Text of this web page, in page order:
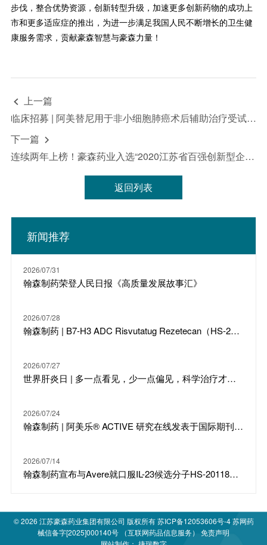
步伐，整合优势资源，创新转型升级，加速更多创新药物的成功上
市和更多适应症的推出，为进一步满足我国人民不断增长的卫生健
康服务需求，贡献豪森智慧与豪森力量！
 上一篇
临床招募 | 阿美替尼用于非小细胞肺癌术后辅助治疗受试者招募
下一篇 
连续两年上榜！豪森药业入选“2020江苏省百强创新型企业”前20强
返回列表
新闻推荐
2026/07/31
翰森制药荣登人民日报《高质量发展故事汇》
2026/07/28
翰森制药 | B7-H3 ADC Risvutatug Rezetecan（HS-20093）骨肉瘤III期临床ARTEMIS-011达到IRC-PFS主要终点
2026/07/27
世界肝炎日 | 多一点看见，少一点偏见，科学治疗才是打败乙肝的最强答案
2026/07/24
翰森制药 | 阿美乐® ACTIVE 研究在线发表于国际期刊 JTO
2026/07/14
翰森制药宣布与Avere就口服IL-23候选分子HS-20118达成许可合作及战略投资
© 2026 江苏豪森药业集团有限公司 版权所有苏ICP备12053606号-4苏网药
械信备字[2025]000140号 （互联网药品信息服务） 免责声明